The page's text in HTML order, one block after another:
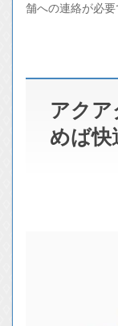
舗への連絡が必要
アク
めば快